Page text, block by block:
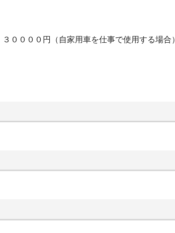
００００円（自家用車を仕事で使用する場合）